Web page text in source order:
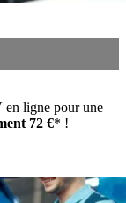
en ligne pour une
72 €* !